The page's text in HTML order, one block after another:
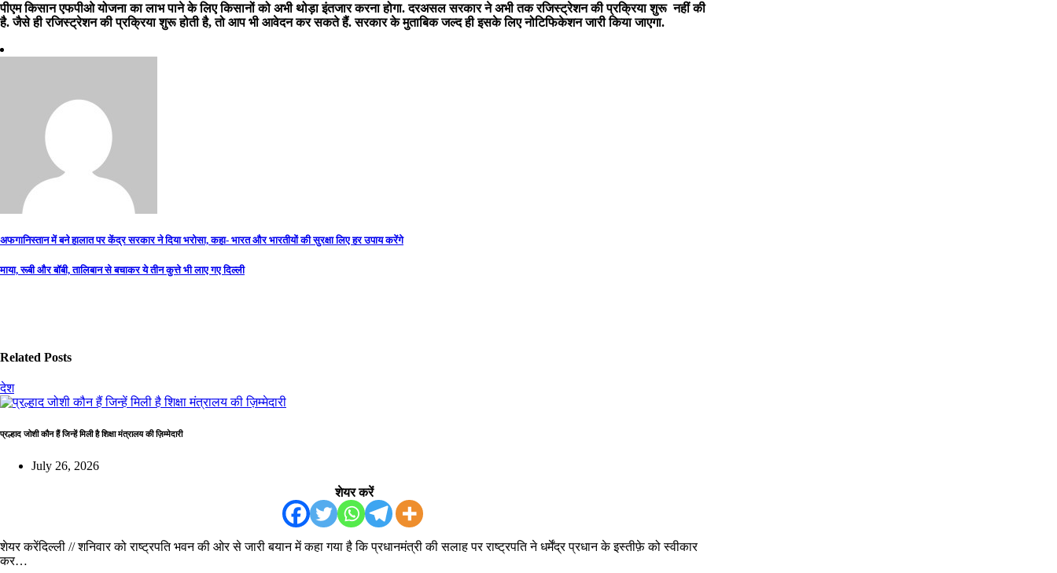
पीएम किसान एफपीओ योजना का लाभ पाने के लिए किसानों को अभी थोड़ा इंतजार करना होगा. दरअसल सरकार ने अभी तक रजिस्ट्रेशन की प्रक्रिया शुरू नहीं की
है. जैसे ही रजिस्ट्रेशन की प्रक्रिया शुरू होती है, तो आप भी आवेदन कर सकते हैं. सरकार के मुताबिक जल्द ही इसके लिए नोटिफिकेशन जारी किया जाएगा.
Post
navigation
अफगानिस्तान में बने हालात पर केंद्र सरकार ने दिया भरोसा, कहा- भारत और भारतीयों की सुरक्षा लिए हर उपाय करेंगे
माया, रूबी और बॉबी, तालिबान से बचाकर ये तीन कुत्ते भी लाए गए दिल्ली
Related Posts
देश
प्रल्हाद जोशी कौन हैं जिन्हें मिली है शिक्षा मंत्रालय की ज़िम्मेदारी
July 26, 2026
शेयर करें
शेयर करेंदिल्ली // शनिवार को राष्ट्रपति भवन की ओर से जारी बयान में कहा गया है कि प्रधानमंत्री की सलाह पर राष्ट्रपति ने धर्मेंद्र प्रधान के इस्तीफ़े को स्वीकार
कर…